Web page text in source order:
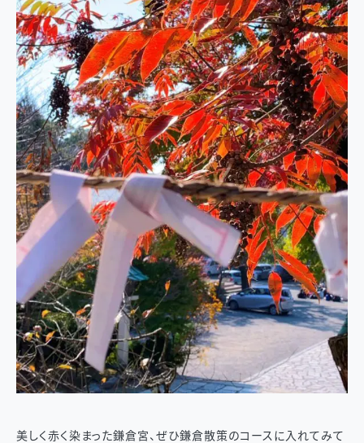
美しく赤く染まった鎌倉宮、ぜひ鎌倉散策のコースに入れてみて